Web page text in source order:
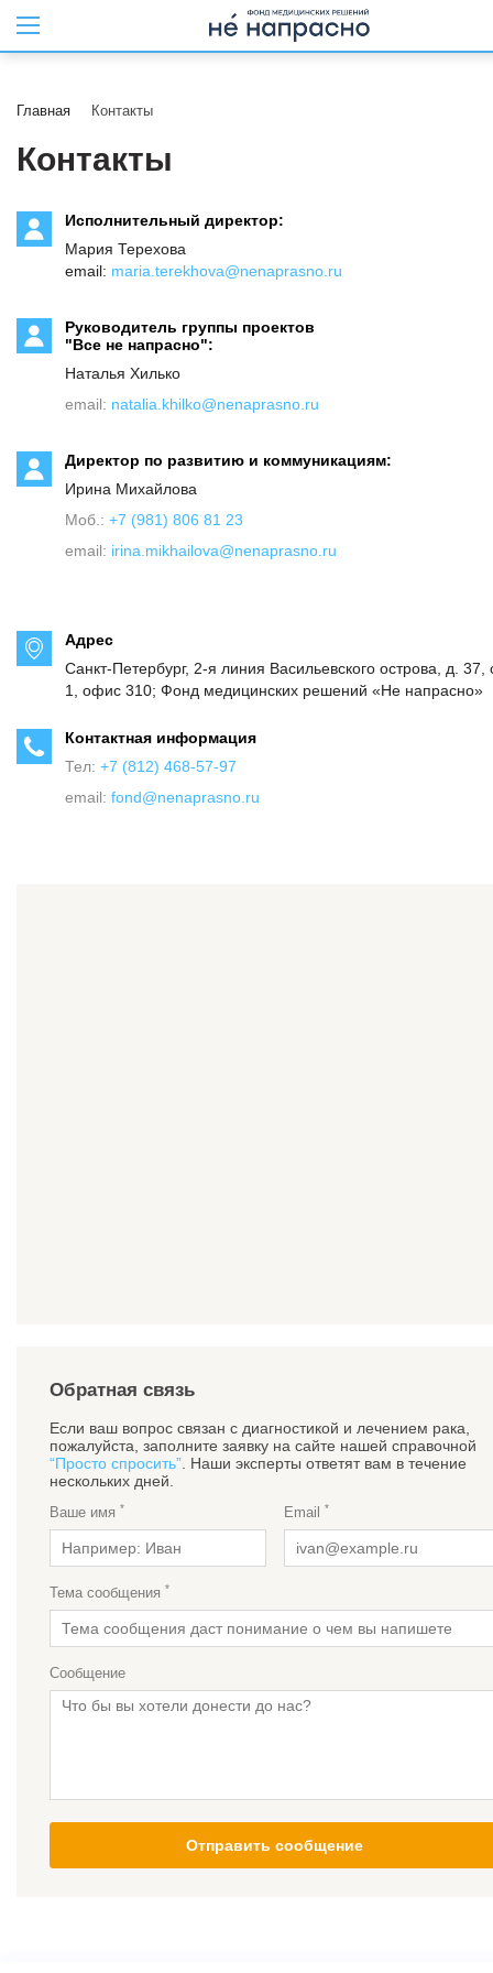
Главная Контакты
Контакты
Исполнительный директор:
Мария Терехова
email: maria.terekhova@nenaprasno.ru
Руководитель группы проектов
"Все не напрасно":
Наталья Хилько
email: natalia.khilko@nenaprasno.ru
Директор по развитию и коммуникациям:
Ирина Михайлова
Моб.: +7 (981) 806 81 23
email: irina.mikhailova@nenaprasno.ru
Адрес
Санкт-Петербург, 2-я линия Васильевского острова, д. 37,
1, офис 310; Фонд медицинских решений «Не напрасно»
Контактная информация
Тел: +7 (812) 468-57-97
email: fond@nenaprasno.ru
Обратная связь
Если ваш вопрос связан с диагностикой и лечением рака,
пожалуйста, заполните заявку на сайте нашей справочной
“Просто спросить” . Наши эксперты ответят вам в течение
нескольких дней.
Ваше имя * Email *
Тема сообщения *
Сообщение
Отправить сообщение